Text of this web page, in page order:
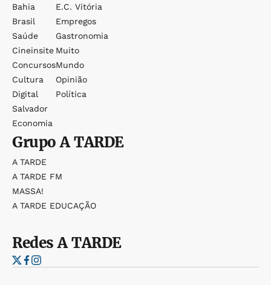
Bahia
Brasil
Saúde
Cineinsite
Concursos
Cultura
Digital
Salvador
Economia
E.c. Vitória
Empregos
Gastronomia
Muito
Mundo
Opinião
Política
GrupoA TARDE
A TARDE
A TARDE FM
MASSA!
A TARDE EDUCAÇÃO
RedesA TARDE